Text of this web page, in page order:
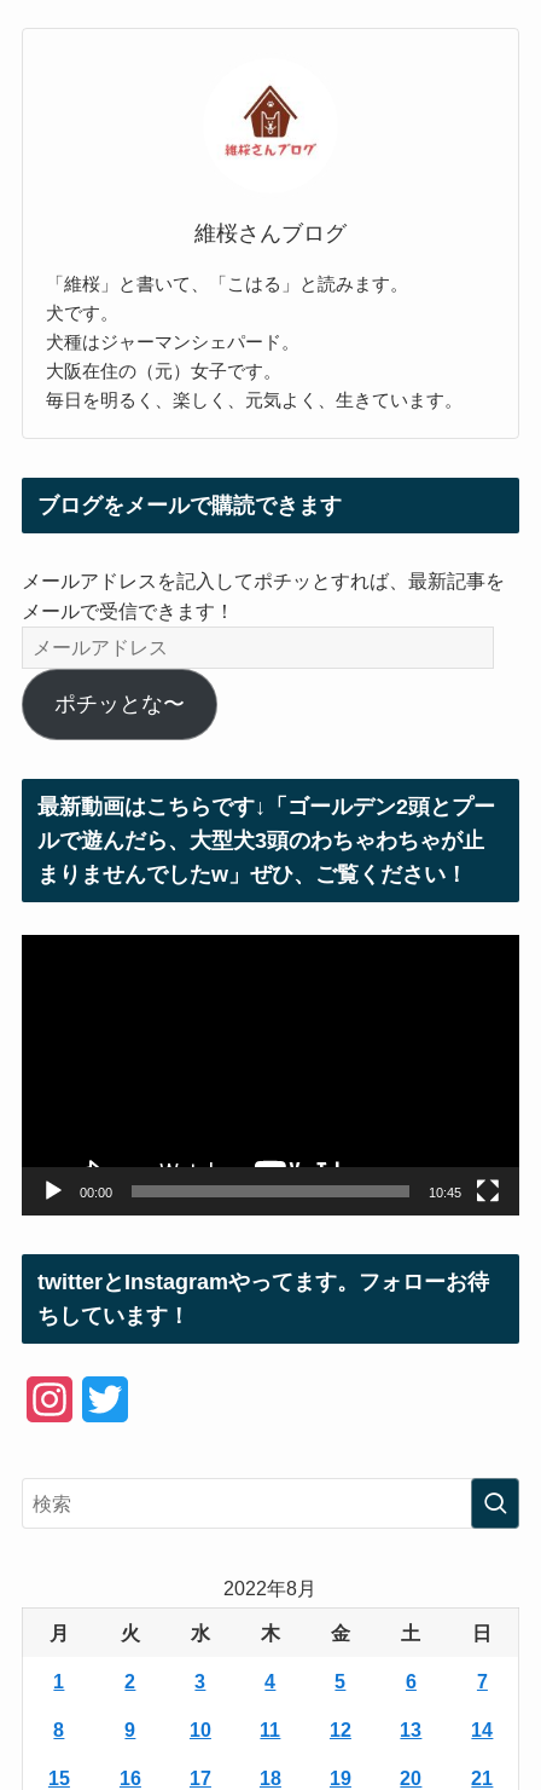
維桜さんブログ
「維桜」と書いて、「こはる」と読みます。
犬です。
犬種はジャーマンシェパード。
大阪在住の（元）女子です。
毎日を明るく、楽しく、元気よく、生きています。
ブログをメールで購読できます
メールアドレスを記入してポチッとすれば、最新記事を
メールで受信できます！
メ
ー
ル
ア
ス
ポチッとな〜
最新動画はこちらです↓「ゴールデン2頭とプー
ルで遊んだら、大型犬3頭のわちゃわちゃが止
まりませんでしたw」ぜひ、ご覧ください！
00:00 10:45
twitterとInstagramやってます。フォローお待
ちしています！
e
r
2022年8月
月 火 水 木 金 土 日
1 2 3 4 5 6 7
8 9 10 11 12 13 14
15 16 17 18 19 20 21